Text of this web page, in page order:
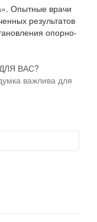
Опытные врачи
результатов
опорно-
ВАС?
важлива для